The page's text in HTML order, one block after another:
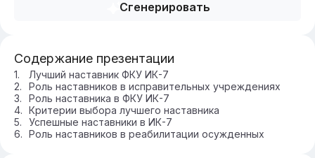
Сгенерировать
Содержание презентации
Лучший наставник ФКУ ИК-7
Роль наставников в исправительных учреждениях
Роль наставника в ФКУ ИК-7
Критерии выбора лучшего наставника
Успешные наставники в ИК-7
Роль наставников в реабилитации осужденных